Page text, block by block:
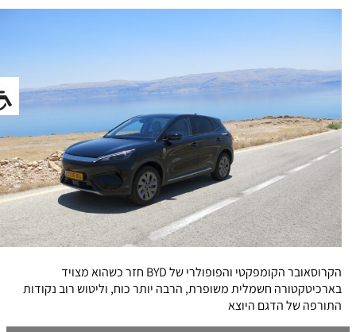
הקרוסאובר הקומפקטי והפופולרי של BYD חזר כשהוא מצויד
בארכיטקטורה חשמלית משופרת, הרבה יותר כוח, וליטוש רוב נקודות
התורפה של הדגם היוצא